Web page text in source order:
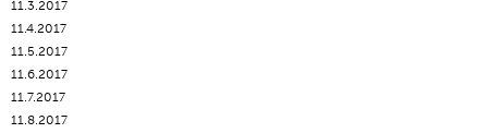
11.3.2017
11.4.2017
11.5.2017
11.6.2017
11.7.2017
11.8.2017